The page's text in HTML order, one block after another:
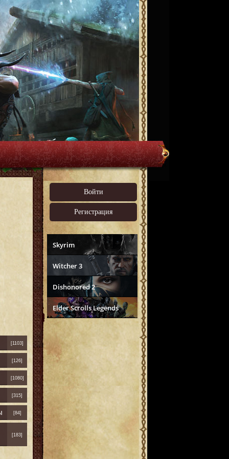
Войти
Регистрация
Skyrim
Witcher 3
Dishonored 2
Elder Scrolls Legends
[1103]
[126]
[1080]
[315]
[84]
[183]